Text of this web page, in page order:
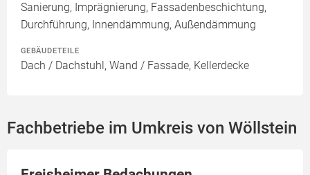
Sanierung, Imprägnierung, Fassadenbeschichtung,
Durchführung, Innendämmung, Außendämmung
GEBÄUDETEILE
Dach / Dachstuhl, Wand / Fassade, Kellerdecke
Fachbetriebe im Umkreis von Wöllstein